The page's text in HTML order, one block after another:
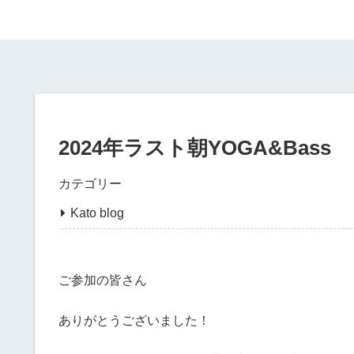
2024年ラスト朝YOGA&Bass
カテゴリー
Kato blog
ご参加の皆さん
ありがとうございました！